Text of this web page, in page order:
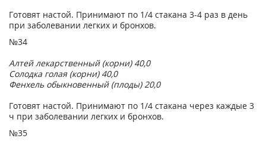
Готовят настой. Принимают по 1/4 стакана 3-4 раз в день
при заболевании легких и бронхов.
№34
Алтей лекарственный (корни) 40,0
Солодка голая (корни) 40,0
Фенхель обыкновенный (плоды) 20,0
Готовят настой. Принимают по 1/4 стакана через каждые 3
ч при заболевании легких и бронхов.
№35